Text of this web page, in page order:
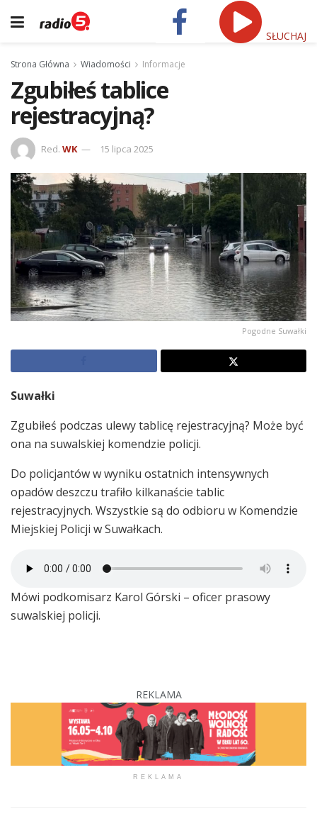
SŁUCHAJ
Strona Główna Wiadomości Informacje
Zgubiłeś tablice
rejestracyjną?
Red. WK 15 lipca 2025
Pogodne Suwałki
Suwałki
Zgubiłeś podczas ulewy tablicę rejestracyjną? Może być
ona na suwalskiej komendzie policji.
Do policjantów w wyniku ostatnich intensywnych
opadów deszczu trafiło kilkanaście tablic
rejestracyjnych. Wszystkie są do odbioru w Komendzie
Miejskiej Policji w Suwałkach.
Mówi podkomisarz Karol Górski – oficer prasowy
suwalskiej policji.
REKLAMA
REKLAMA